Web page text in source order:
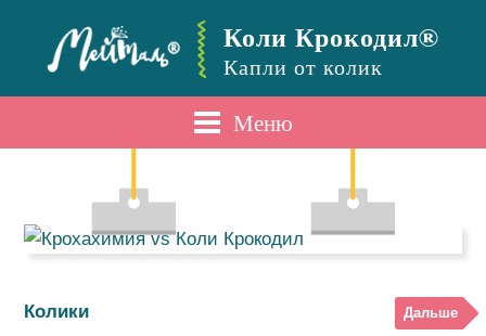
Коли Крокодил®
Капли от колик
Меню
Колики Дальше